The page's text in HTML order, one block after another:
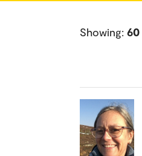
Showing: 60